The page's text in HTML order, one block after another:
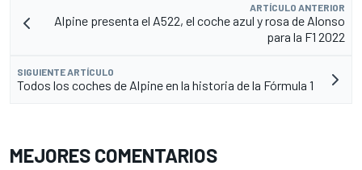
ARTÍCULO ANTERIOR
Alpine presenta el A522, el coche azul y rosa de Alonso
para la F1 2022
SIGUIENTE ARTÍCULO
Todos los coches de Alpine en la historia de la Fórmula 1
MEJORES COMENTARIOS